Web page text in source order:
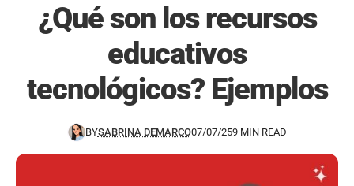
¿Qué son los recursos
educativos
tecnológicos? Ejemplos
BYSABRINA DEMARCO07/07/259 MIN READ